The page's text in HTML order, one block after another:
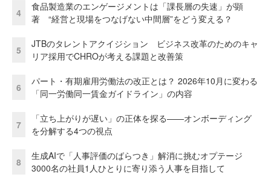
4
食品製造業のエンゲージメントは「課長層の失速」が顕
著 “経営と現場をつなげない中間層”をどう変える？
5
JTBのタレントアクイジション ビジネス改革のためのキャ
リア採用でCHROが考える課題と改善策
6
パート・有期雇用労働法の改正とは？ 2026年10月に変わる
「同一労働同一賃金ガイドライン」の内容
7
「立ち上がりが遅い」の正体を探る——オンボーディング
を分解する4つの視点
8
生成AIで「人事評価のばらつき」解消に挑むオプテージ
3000名の社員1人ひとりに寄り添う人事を目指して